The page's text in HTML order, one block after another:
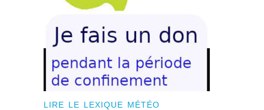
LIRE LE LEXIQUE MÉTÉO